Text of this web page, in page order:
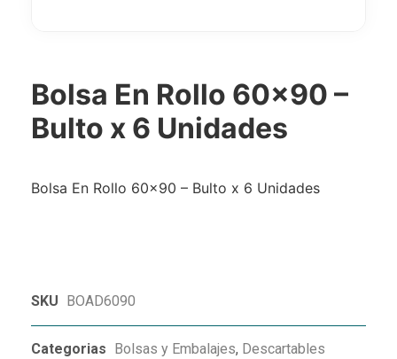
Bolsa En Rollo 60×90 –
Bulto x 6 Unidades
Bolsa En Rollo 60×90 – Bulto x 6 Unidades
SKU BOAD6090
Categorias Bolsas y Embalajes, Descartables